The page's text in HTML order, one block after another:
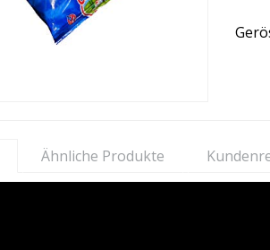
Ähnliche Produkte